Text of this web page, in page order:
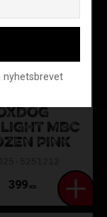
MBC
PINK
399 KR
nyhetsbrevet